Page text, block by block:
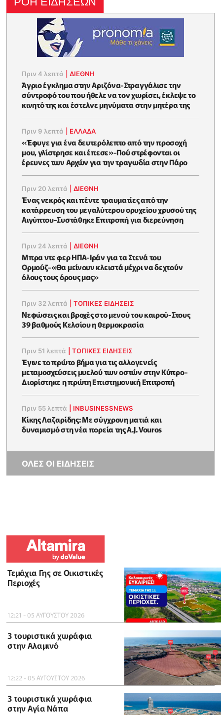
Πριν 4 λεπτά |ΔΙΕΘΝΗ
Άγριο έγκλημα στην Αριζόνα-Στραγγάλισε την
σύντροφό του που ήθελε να τον χωρίσει, έκλεψε το
κινητό της και έστελνε μηνύματα στην μητέρα της
Πριν 9 λεπτά ΕΛΛΑΔΑ
«Έφυγε για ένα δευτερόλεπτο από την προσοχή
μου, γλίστρησε και έπεσε»-Πού στρέφονται οι
έρευνες των Αρχών για την τραγωδία στην Πάρο
Πριν 20 λεπτά |ΔΙΕΘΝΗ
Ένας νεκρός και πέντε τραυματίες από την
κατάρρευση του μεγαλύτερου ορυχείου χρυσού της
Αιγύπτου-Συστάθηκε Επιτροπή για διερεύνηση
Πριν 24 λεπτά |ΔΙΕΘΝΗ
Μπρα ντε φερ ΗΠΑ-Ιράν για τα Στενά του
Ορμούζ-«Θα μείνουν κλειστά μέχρι να δεχτούν
όλους τους όρους μας»
Πριν 32 λεπτά |ΤΟΠΙΚΕΣ ΕΙΔΗΣΕΙΣ
Νεφώσεις και βροχές στο μενού του καιρού-Στους
39 βαθμούς Κελσίου η θερμοκρασία
Πριν 51 λεπτά |ΤΟΠΙΚΕΣ ΕΙΔΗΣΕΙΣ
Έγινε το πρώτο βήμα για τις αλλογενείς
μεταμοσχεύσεις μυελού των οστών στην Κύπρο-
Διορίστηκε η πρώτη Επιστημονική Επιτροπή
Πριν 55 λεπτά INBUSINESSNEWS
Κίκης Λαζαρίδης: Με σύγχρονη ματιά και
δυναμισμό στη νέα πορεία της A.J. Vouros
ΟΛΕΣ ΟΙ ΕΙΔΗΣΕΙΣ
Τεμάχια Γης σε Οικιστικές
Περιοχές
12:21 - 05 ΑΥΓΟΥΣΤΟΥ 2026
3 τουριστικά χωράφια
στην Αλαμινό
12:22 - 05 ΑΥΓΟΥΣΤΟΥ 2026
3 τουριστικά χωράφια
στην Αγία Νάπα